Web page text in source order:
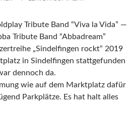
Tribute Band “Viva la Vida” —
Tribute Band “Abbadream”
„Sindelfingen rockt“ 2019
in Sindelfingen stattgefunden
dennoch da.
wie auf dem Marktplatz dafür
Parkplätze. Es hat halt alles